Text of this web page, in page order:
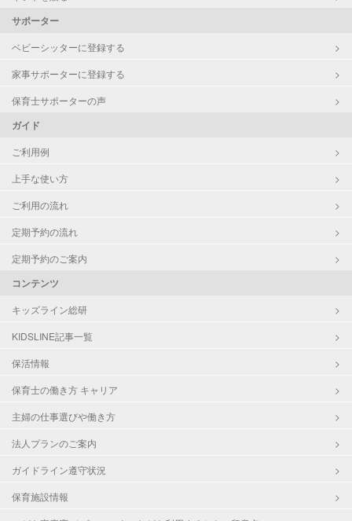
サポーター
ベビーシッターに登録する
家事サポーターに登録する
保育士サポーターの声
ガイド
ご利用例
上手な使い方
ご利用の流れ
定期予約の流れ
定期予約のご案内
コンテンツ
キッズライン総研
KIDSLINE記事一覧
保活情報
保育士の働き方 キャリア
主婦の仕事選びや働き方
法人プランのご案内
ガイドライン遵守状況
保育施設情報